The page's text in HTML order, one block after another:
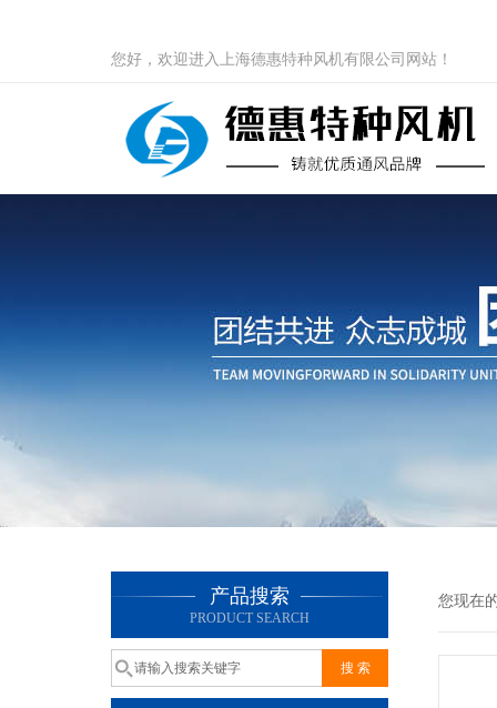
您好，欢迎进入上海德惠特种风机有限公司网站！
产品搜索
PRODUCT SEARCH
您现在